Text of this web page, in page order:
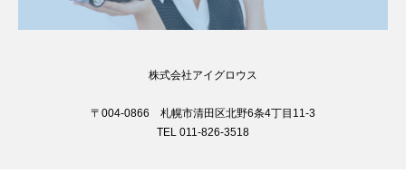
株式会社アイグロウス
〒004-0866 札幌市清田区北野6条4丁目11-3
TEL 011-826-3518